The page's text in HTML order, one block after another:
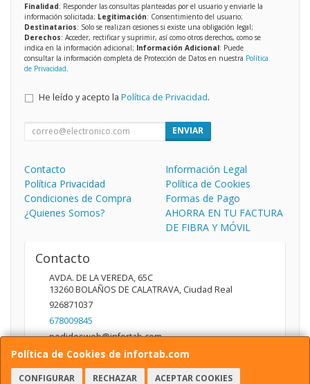
Política de Cookies de infortab.com
CONFIGURAR RECHAZAR ACEPTAR COOKIES
Finalidad: Responder las consultas planteadas por el usuario y enviarle la
información solicitada; Legitimación: Consentimiento del usuario;
Destinatarios: Solo se realizan cesiones si existe una obligación legal;
Derechos: Acceder, rectificar y suprimir, así como otros derechos, como se
indica en la información adicional; Información Adicional: Puede
consultar la información completa de Protección de Datos en nuestra Política
de Privacidad
He leído y acepto la Política de Privacidad.
ENVIAR
Contacto
Información Legal
Política Privacidad
Política de Cookies
Condiciones de Compra
Formas de Pago
¿Quienes Somos?
AHORRA EN TU FACTURA
DE FIBRA Y MÓVIL
Contacto
AVDA. DE LA VEREDA, 65C
13260BOLAÑOS DE CALATRAVA, Ciudad Real
926871037
678009845
pedidosweb@infortab.com